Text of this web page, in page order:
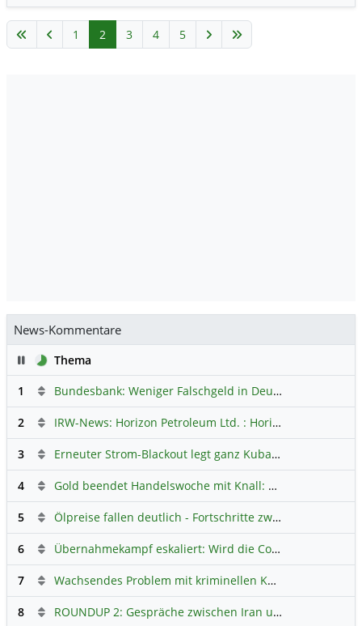
1 2 3 4 5
News-Kommentare
PauseThema
1
Bundesbank: Weniger Falschgeld in Deutschland
2 IRW-News: Horizon Petroleum Ltd. : Horizon Petroleum beginnt mit der Testförderung im Projekt Lachowice in Polen und schließt die Platzierung einer überzeichneten Wandelanleihe ab
3 Erneuter Strom-Blackout legt ganz Kuba lahm
4 Gold beendet Handelswoche mit Knall: Barrick Mining – Ist diese Aktie wieder ein Kauf?
5 Ölpreise fallen deutlich - Fortschritte zwischen USA und Iran belasten
6 Übernahmekampf eskaliert: Wird die Commerzbank italienisch?
7 Wachsendes Problem mit kriminellen Kunden im Online-Handel
8 ROUNDUP 2: Gespräche zwischen Iran und USA starten - Vance optimistisch